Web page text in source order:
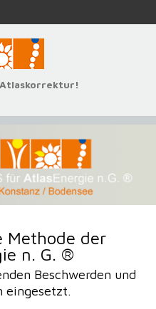
Methode der
n. G. ®
Beschwerden und
eingesetzt.